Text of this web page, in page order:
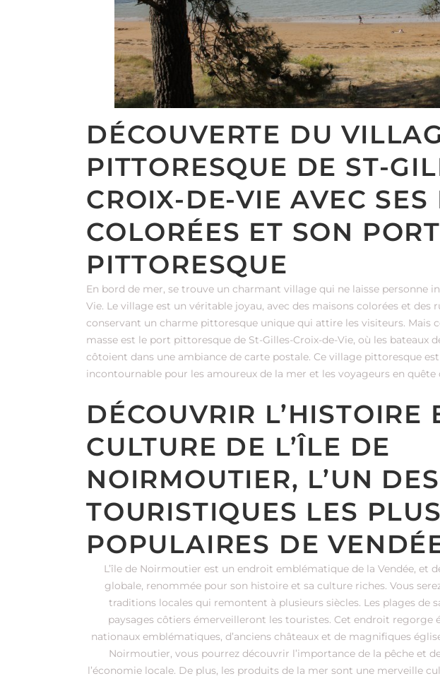
DÉCOUVERTE DU
PITTORESQUE DE ST-
CROIX-DE-VIE AVEC SES
COLORÉES ET SON PORT
PITTORESQUE
En bord de mer, se trouve un charmant village qui ne laisse personne
Vie. Le village est un véritable joyau, avec des maisons colorées et des
conservant un charme pittoresque unique qui attire les visiteurs. Mais
masse est le port pittoresque de St-Gilles-Croix-de-Vie, où les bateaux
côtoient dans une ambiance de carte postale. Ce village pittoresque
incontournable pour les amoureux de la mer et les voyageurs en quête
DÉCOUVRIR L’HISTOIRE
CULTURE DE L’ÎLE DE
NOIRMOUTIER, L’UN
TOURISTIQUES LES PLUS
POPULAIRES DE
L’île de Noirmoutier est un endroit emblématique de la Vendée, et
globale, renommée pour son histoire et sa culture riches. Vous
traditions locales qui remontent à plusieurs siècles. Les plages de
paysages côtiers émerveilleront les touristes. Cet endroit regorge
nationaux emblématiques, d’anciens châteaux et de magnifiques
Noirmoutier, vous pourrez découvrir l’importance de la pêche et
l’économie locale. De plus, les produits de la mer sont une merveille